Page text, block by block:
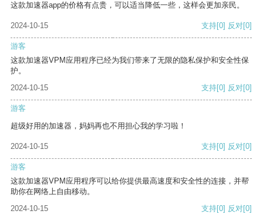
这款加速器app的价格有点贵，可以适当降低一些，这样会更加亲民。
2024-10-15 支持[0] 反对[0]
游客
这款加速器VPM应用程序已经为我们带来了无限的隐私保护和安全性保
护。
2024-10-15
支持[0] 反对[0]
游客
超级好用的加速器，妈妈再也不用担心我的学习啦！
2024-10-15 支持[0] 反对[0]
游客
这款加速器VPM应用程序可以给你提供最高速度和安全性的连接，并帮
助你在网络上自由移动。
2024-10-15
支持[0] 反对[0]